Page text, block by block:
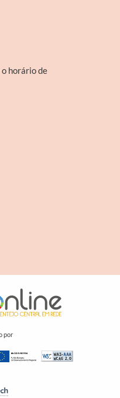
horário de
por